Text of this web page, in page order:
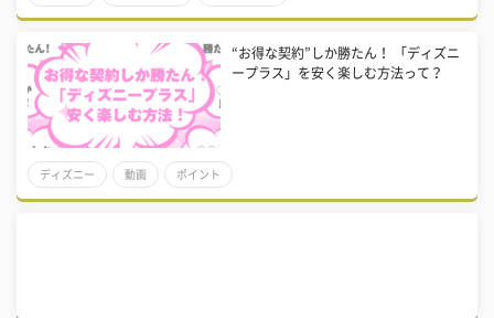
“お得な契約”しか勝たん！ 「ディズニ
ープラス」を安く楽しむ方法って？
ディズニー 動画 ポイント